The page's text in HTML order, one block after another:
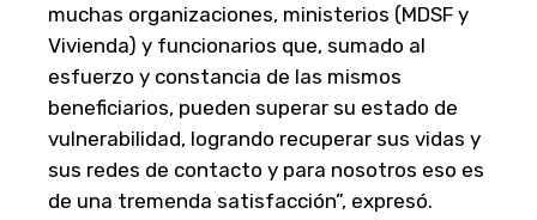
muchas organizaciones, ministerios (MDSF y
Vivienda) y funcionarios que, sumado al
esfuerzo y constancia de las mismos
beneficiarios, pueden superar su estado de
vulnerabilidad, logrando recuperar sus vidas y
sus redes de contacto y para nosotros eso es
de una tremenda satisfacción”, expresó.